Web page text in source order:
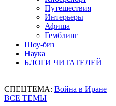
Путешествия
Интерьеры
Афиша
Гемблинг
Шоу-биз
Наука
БЛОГИ ЧИТАТЕЛЕЙ
СПЕЦТЕМА: Война в Иране
ВСЕ ТЕМЫ